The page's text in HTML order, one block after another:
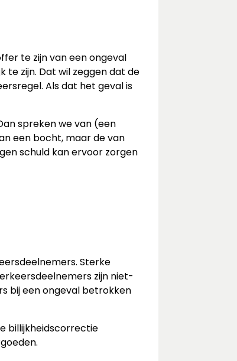
te zijn van een ongeval
te zijn. Dat wil zeggen dat de
Als dat het geval is
spreken we van (een
een bocht, maar de van
schuld kan ervoor zorgen
Sterke
zijn niet-
bij een ongeval betrokken
billijkheidscorrectie